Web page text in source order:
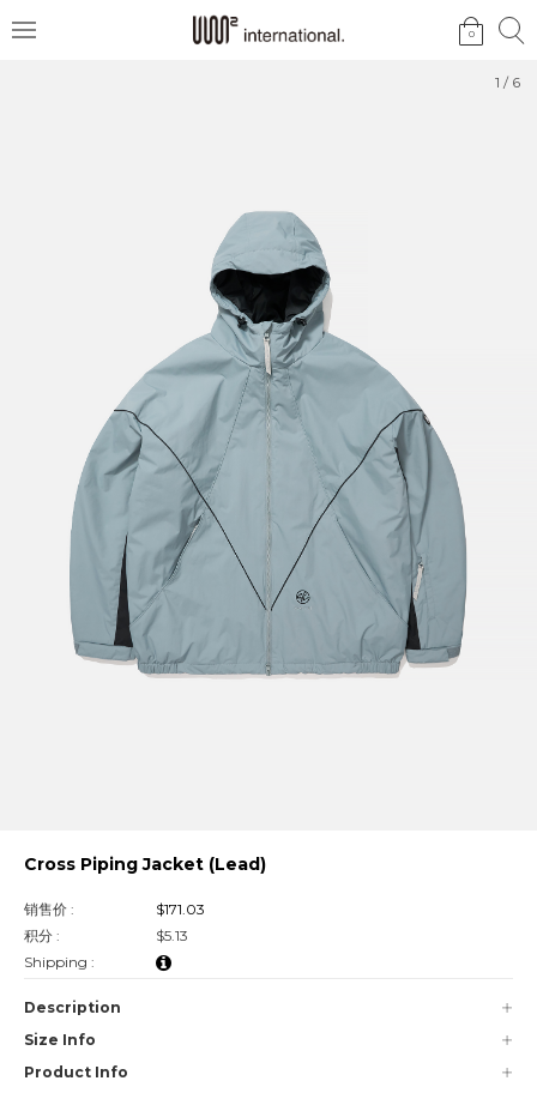
메
검
0
검
1 / 6
Cross Piping Jacket (Lead)
销售价 :
$171.03
积分 :
$5.13
Shipping :
Description
Size Info
Product Info